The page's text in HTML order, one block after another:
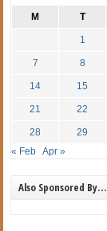
M T
1
7 8
14 15
21 22
28 29
« Feb
Apr »
Also Sponsored By…